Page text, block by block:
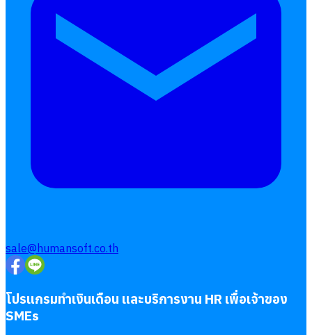
sale@humansoft.co.th
โปรแกรมทำเงินเดือน และบริการงาน HR เพื่อเจ้าของ
SMEs